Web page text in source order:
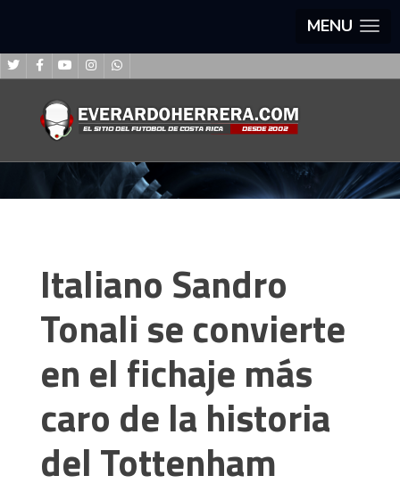
MENU
Italiano Sandro
Tonali se convierte
en el fichaje más
caro de la historia
del Tottenham